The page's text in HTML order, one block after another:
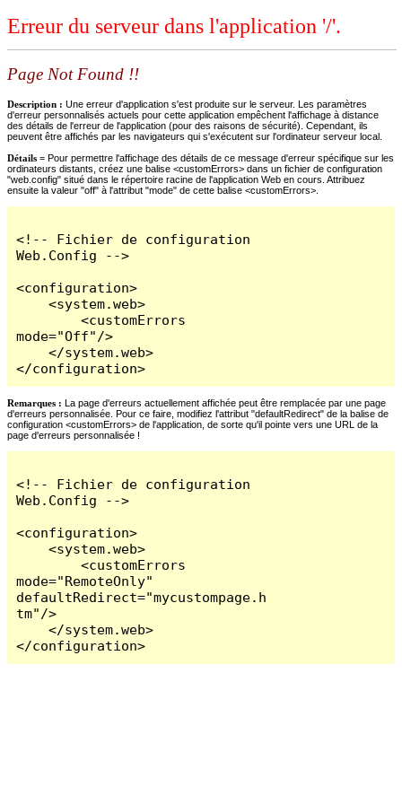
Erreur du serveur dans l'application '/'.
Page Not Found !!
Description : Une erreur d'application s'est produite sur le serveur. Les paramètres
d'erreur personnalisés actuels pour cette application empêchent l'affichage à distance
des détails de l'erreur de l'application (pour des raisons de sécurité). Cependant, ils
peuvent être affichés par les navigateurs qui s'exécutent sur l'ordinateur serveur local.
Détails = Pour permettre l'affichage des détails de ce message d'erreur spécifique sur les
ordinateurs distants, créez une balise <customErrors> dans un fichier de configuration
"web.config" situé dans le répertoire racine de l'application Web en cours. Attribuez
ensuite la valeur "off" à l'attribut "mode" de cette balise <customErrors>.
<!-- Fichier de configuration
Web.Config -->
<configuration>
    <system.web>
        <customErrors
mode="Off"/>
    </system.web>
</configuration>
Remarques : La page d'erreurs actuellement affichée peut être remplacée par une page
d'erreurs personnalisée. Pour ce faire, modifiez l'attribut "defaultRedirect" de la balise de
configuration <customErrors> de l'application, de sorte qu'il pointe vers une URL de la
page d'erreurs personnalisée !
<!-- Fichier de configuration
Web.Config -->
<configuration>
    <system.web>
        <customErrors
mode="RemoteOnly"
defaultRedirect="mycustompage.h
tm"/>
    </system.web>
</configuration>